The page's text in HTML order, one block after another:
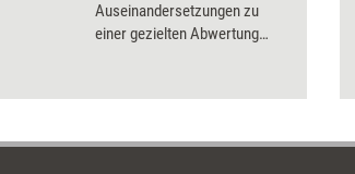
Auseinandersetzungen zu
einer gezielten Abwertung
lähmt nicht nur ein Team,
rechtliche Konsequenzen